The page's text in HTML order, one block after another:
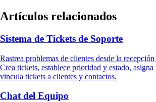
Artículos relacionados
Sistema de Tickets de Soporte
Rastrea problemas de clientes desde la
Crea tickets, establece prioridad y estado,
vincula tickets a clientes y contactos.
Chat del Equipo